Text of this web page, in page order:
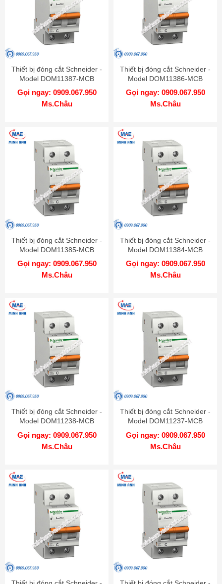
Thiết bị đóng cắt Schneider -
Model DOM11387-MCB
Gọi ngay: 0909.067.950
Ms.Châu
Thiết bị đóng cắt Schneider -
Model DOM11386-MCB
Gọi ngay: 0909.067.950
Ms.Châu
Thiết bị đóng cắt Schneider -
Model DOM11385-MCB
Gọi ngay: 0909.067.950
Ms.Châu
Thiết bị đóng cắt Schneider -
Model DOM11384-MCB
Gọi ngay: 0909.067.950
Ms.Châu
Thiết bị đóng cắt Schneider -
Model DOM11238-MCB
Gọi ngay: 0909.067.950
Ms.Châu
Thiết bị đóng cắt Schneider -
Model DOM11237-MCB
Gọi ngay: 0909.067.950
Ms.Châu